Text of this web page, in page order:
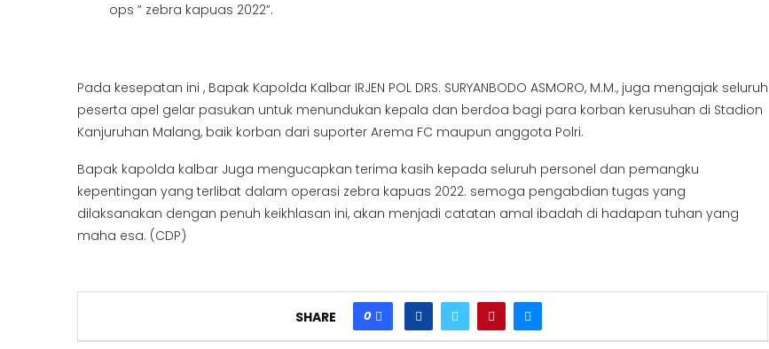
ops ” zebra kapuas 2022”.
Pada kesepatan ini , Bapak Kapolda Kalbar IRJEN POL DRS. SURYANBODO ASMORO, M.M., juga mengajak seluruh
peserta apel gelar pasukan untuk menundukan kepala dan berdoa bagi para korban kerusuhan di Stadion
Kanjuruhan Malang, baik korban dari suporter Arema FC maupun anggota Polri.
Bapak kapolda kalbar Juga mengucapkan terima kasih kepada seluruh personel dan pemangku
kepentingan yang terlibat dalam operasi zebra kapuas 2022. semoga pengabdian tugas yang
dilaksanakan dengan penuh keikhlasan ini, akan menjadi catatan amal ibadah di hadapan tuhan yang
maha esa. (CDP)
SHARE 0